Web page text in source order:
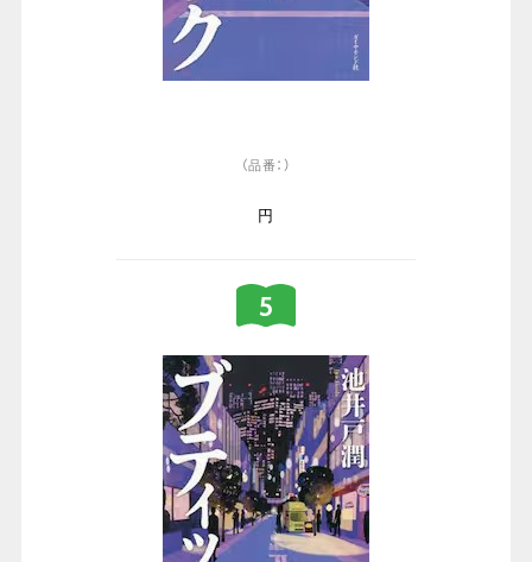
（品番：）
円